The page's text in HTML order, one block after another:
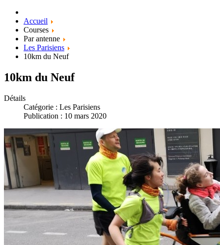
Accueil
Courses
Par antenne
Les Parisiens
10km du Neuf
10km du Neuf
Détails
Catégorie : Les Parisiens
Publication : 10 mars 2020